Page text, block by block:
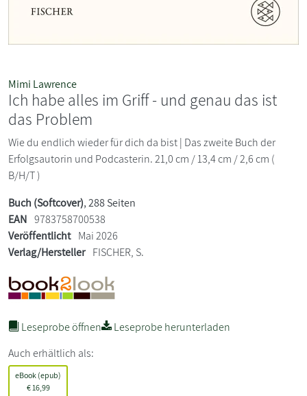
Mimi Lawrence
Ich habe alles im Griff - und genau das ist
das Problem
Wie du endlich wieder für dich da bist | Das zweite Buch der
Erfolgsautorin und Podcasterin. 21,0 cm / 13,4 cm / 2,6 cm (
B/H/T )
Buch (Softcover), 288 Seiten
EAN 9783758700538
Veröffentlicht Mai 2026
Verlag/Hersteller FISCHER, S.
Leseprobe öffnen
Leseprobe herunterladen
Auch erhältlich als:
eBook (epub)
€16,99